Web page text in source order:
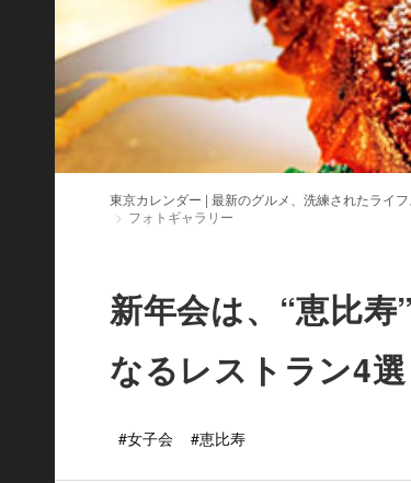
東京カレンダー | 最新のグルメ、洗練されたライ
フォトギャラリー
新年会は、“恵比
なるレストラン4選
#女子会 #恵比寿